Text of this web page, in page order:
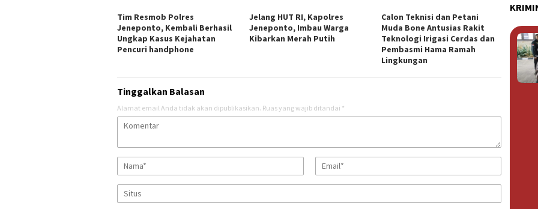
Tim Resmob Polres
Jeneponto, Kembali Berhasil
Ungkap Kasus Kejahatan
Pencuri handphone
Jelang HUT RI, Kapolres
Jeneponto, Imbau Warga
Kibarkan Merah Putih
Calon Teknisi dan Petani
Muda Bone Antusias Rakit
Teknologi Irigasi Cerdas dan
Pembasmi Hama Ramah
Lingkungan
Tinggalkan Balasan
Alamat email Anda tidak akan dipublikasikan. Ruas yang wajib ditandai *